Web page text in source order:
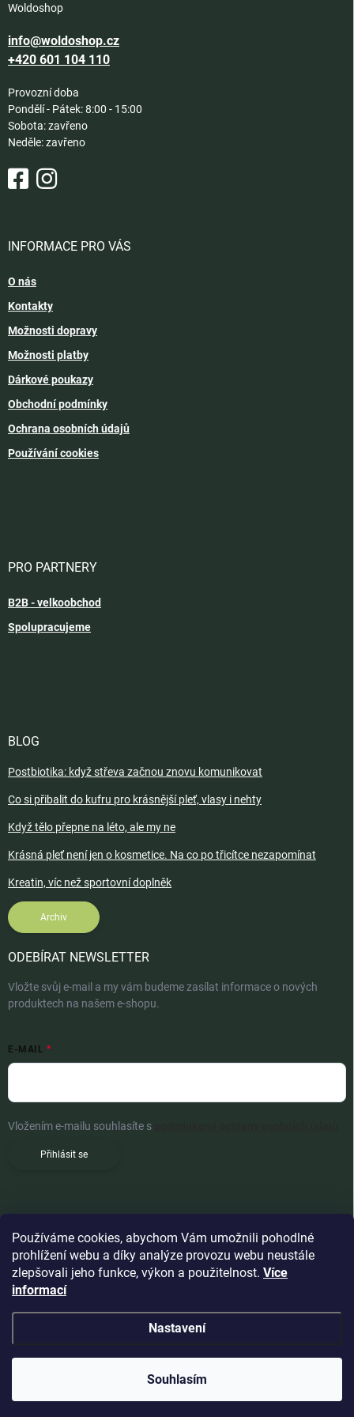
Používáme cookies, abychom Vám umožnili pohodlné
prohlížení webu a díky analýze provozu webu neustále
zlepšovali jeho funkce, výkon a použitelnost. Více
informací
Nastavení
Souhlasím
Woldoshop
info@woldoshop.cz
+420 601 104 110
Provozní doba
Pondělí - Pátek: 8:00 - 15:00
Sobota: zavřeno
Neděle: zavřeno
INFORMACE PRO VÁS
O nás
Kontakty
Možnosti dopravy
Možnosti platby
Dárkové poukazy
Obchodní podmínky
Ochrana osobních údajů
Používání cookies
PRO PARTNERY
B2B - velkoobchod
Spolupracujeme
BLOG
Postbiotika: když střeva začnou znovu komunikovat
Co si přibalit do kufru pro krásnější pleť, vlasy i nehty
Když tělo přepne na léto, ale my ne
Krásná pleť není jen o kosmetice. Na co po třicítce nezapomínat
Kreatin, víc než sportovní doplněk
Archiv
ODEBÍRAT NEWSLETTER
Vložte svůj e-mail a my vám budeme zasílat informace o nových
produktech na našem e-shopu.
E-MAIL
Vložením e-mailu souhlasíte s
Přihlásit se
Woldoshop s.r.o. . Všechna práva vyhrazena.